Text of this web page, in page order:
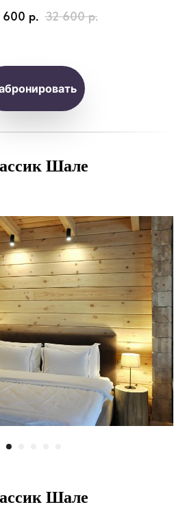
600 р. 32 600 р.
Шале
Шале